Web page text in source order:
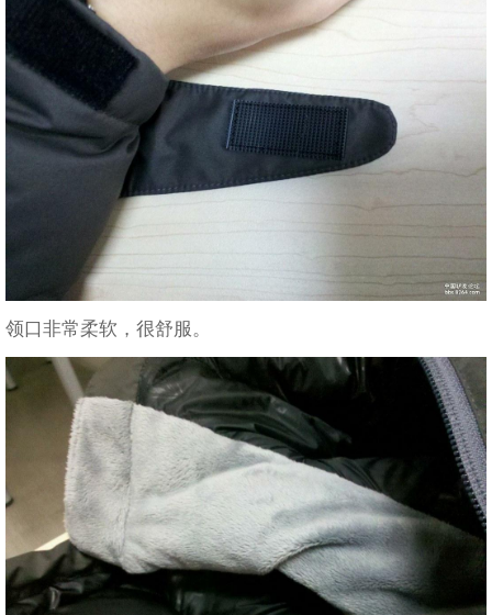
领口非常柔软，很舒服。